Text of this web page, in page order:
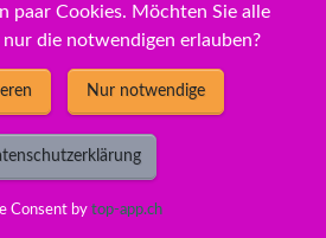
Modell zu Dauertiefstpreisen /
Impeachment
New Economy GmbH
paar Cookies. Möchten Sie alle
die notwendigen erlauben?
Nur notwendige
Consent by top-app.ch